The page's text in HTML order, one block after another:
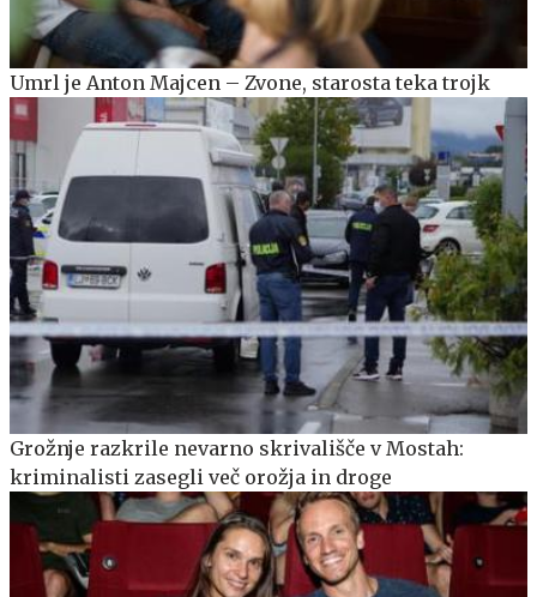
Umrl je Anton Majcen – Zvone, starosta teka trojk
Grožnje razkrile nevarno skrivališče v Mostah:
kriminalisti zasegli več orožja in droge